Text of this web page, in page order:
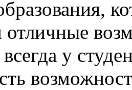
отличные
у